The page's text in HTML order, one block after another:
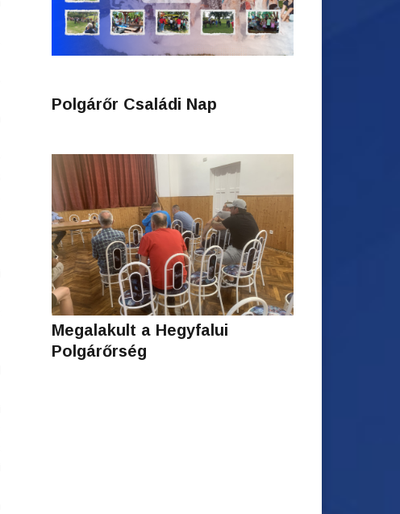
Polgárőr Családi Nap
Megalakult a Hegyfalui
Polgárőrség